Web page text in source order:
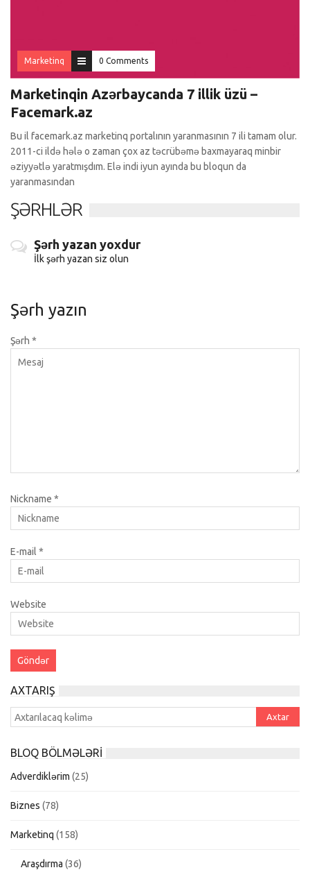
Marketinq 0 Comments
Marketinqin Azərbaycanda 7 illik üzü –
Facemark.az
Bu il facemark.az marketinq portalının yaranmasının 7 ili tamam olur.
2011-ci ildə hələ o zaman çox az təcrübəmə baxmayaraq minbir
əziyyətlə yaratmışdım. Elə indi iyun ayında bu bloqun da
yaranmasından
ŞƏRHLƏR
Şərh yazan yoxdur
İlk şərh yazan siz olun
Şərh yazın
Şərh *
Nickname *
E-mail *
Website
AXTARIŞ
BLOQ BÖLMƏLƏRI
Adverdiklərim (25)
Biznes (78)
Marketinq (158)
Araşdırma (36)